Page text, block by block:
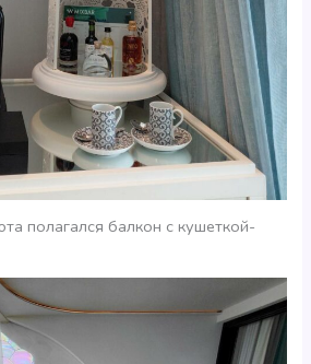
полагался балкон с кушеткой-